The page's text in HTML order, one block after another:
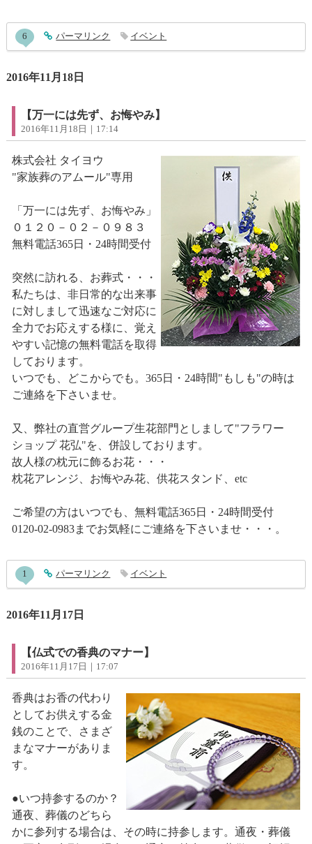
entry656コメント
6 entry656
パーマリンク イベント
2016年11月18日
【万一には先ず、お悔やみ】
2016年11月18日｜17:14
株式会社 タイヨウ
"家族葬のアムール"専用
「万一には先ず、お悔やみ」
０１２０－０２－０９８３
無料電話365日・24時間受付
突然に訪れる、お葬式・・・
私たちは、非日常的な出来事
に対しまして迅速なご対応に
全力でお応えする様に、覚え
やすい記憶の無料電話を取得
しております。
いつでも、どこからでも。365日・24時間"もしも"の時は
ご連絡を下さいませ。
又、弊社の直営グループ生花部門としまして"フラワー
ショップ 花弘"を、併設しております。
故人様の枕元に飾るお花・・・
枕花アレンジ、お悔やみ花、供花スタンド、etc
ご希望の方はいつでも、無料電話365日・24時間受付
0120-02-0983までお気軽にご連絡を下さいませ・・・。
entry652コメント
1 entry652
パーマリンク イベント
2016年11月17日
【仏式での香典のマナー】
2016年11月17日｜17:07
香典はお香の代わり
としてお供えする金
銭のことで、さまざ
まなマナーがありま
す。
●いつ持参するのか？
通夜、葬儀のどちら
かに参列する場合は、その時に持参します。通夜・葬儀